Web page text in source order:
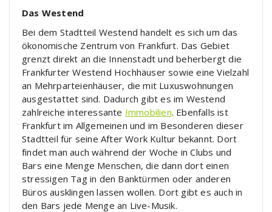
Das Westend
Bei dem Stadtteil Westend handelt es sich um das
ökonomische Zentrum von Frankfurt. Das Gebiet
grenzt direkt an die Innenstadt und beherbergt die
Frankfurter Westend Hochhäuser sowie eine Vielzahl
an Mehrparteienhäuser, die mit Luxuswohnungen
ausgestattet sind. Dadurch gibt es im Westend
zahlreiche interessante Immobilien. Ebenfalls ist
Frankfurt im Allgemeinen und im Besonderen dieser
Stadtteil für seine After Work Kultur bekannt. Dort
findet man auch während der Woche in Clubs und
Bars eine Menge Menschen, die dann dort einen
stressigen Tag in den Banktürmen oder anderen
Büros ausklingen lassen wollen. Dort gibt es auch in
den Bars jede Menge an Live-Musik.